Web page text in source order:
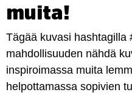
muita!
Tägää kuvasi hashtagilla
mahdollisuuden nähdä
inspiroimassa muita
helpottamassa sopivien